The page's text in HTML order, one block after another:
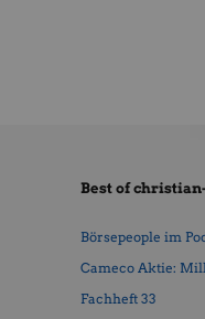
Best of
Börsepeople im
Cameco Aktie:
Fachheft 33